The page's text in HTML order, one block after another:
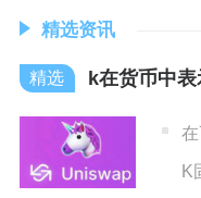
精选资讯
k在货币中
K